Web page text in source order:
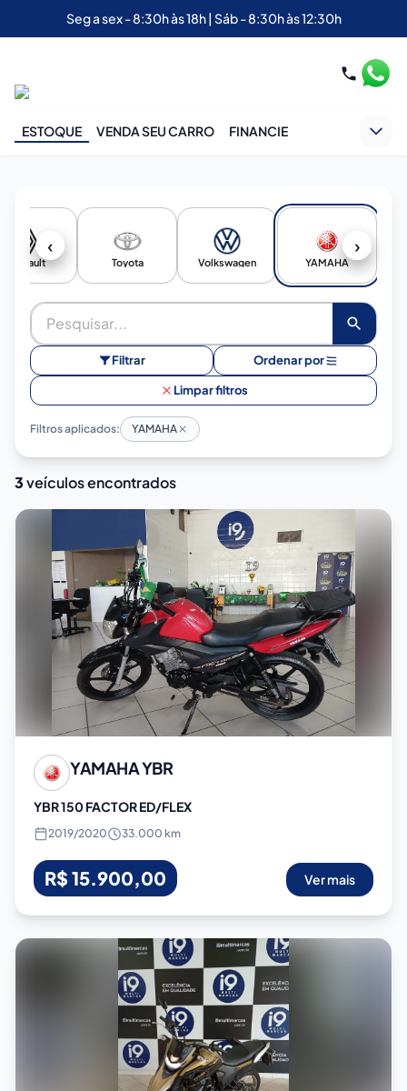
Seg a sex - 8:30h às 18h | Sáb - 8:30h às 12:30h
ESTOQUE VENDA SEU CARRO FINANCIE
‹ ›
Renault Toyota Volkswagen YAMAHA
Filtrar Ordenar por
Limpar filtros
Filtros aplicados: YAMAHA
3veículos encontrados
YAMAHAYBR
YBR 150 FACTOR ED/FLEX
2019/2020 33.000 km
R$ 15.900,00 Ver mais